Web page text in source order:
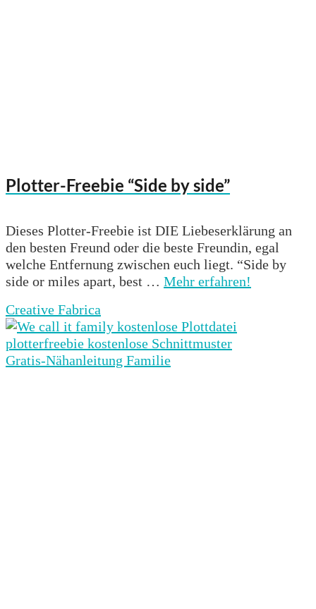
Plotter-Freebie “Side by side”
Dieses Plotter-Freebie ist DIE Liebeserklärung an
den besten Freund oder die beste Freundin, egal
welche Entfernung zwischen euch liegt. “Side by
side or miles apart, best … Mehr erfahren!
Creative Fabrica